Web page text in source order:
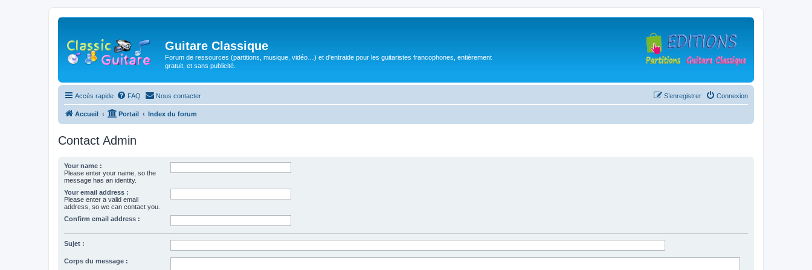
Guitare Classique
Forum de ressources (partitions, musique, vidéo…) et d'entraide pour les guitaristes francophones, entièrement
gratuit, et sans publicité.
Accès rapide FAQ Nous contacter Connexion
S’enregistrer
Accueil Portail Index du forum
Contact Admin
Your name :
Please enter your name, so the
message has an identity.
Your email address :
Please enter a valid email
address, so we can contact you.
Confirm email address :
Sujet :
Corps du message :